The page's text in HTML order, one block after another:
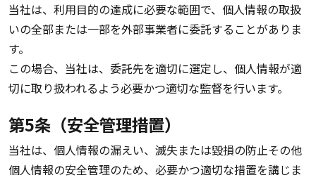
当社は、利用目的の達成に必要な範囲で、個人情報の取扱
いの全部または一部を外部事業者に委託することがありま
す。
この場合、当社は、委託先を適切に選定し、個人情報が適
切に取り扱われるよう必要かつ適切な監督を行います。
第5条（安全管理措置）
当社は、個人情報の漏えい、滅失または毀損の防止その他
個人情報の安全管理のため、必要かつ適切な措置を講じま